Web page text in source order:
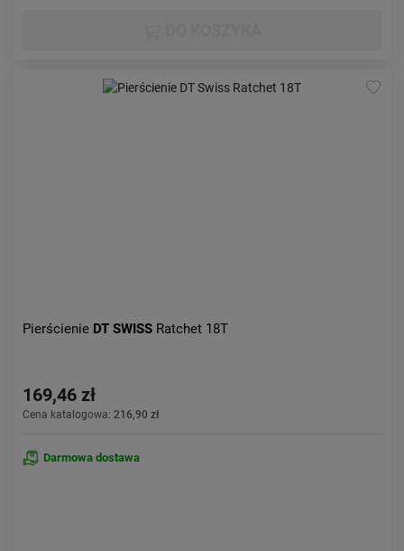
Pierścienie DT SWISS Ratchet 18T
169,46 zł
Cena katalogowa: 216,90 zł
Darmowa dostawa